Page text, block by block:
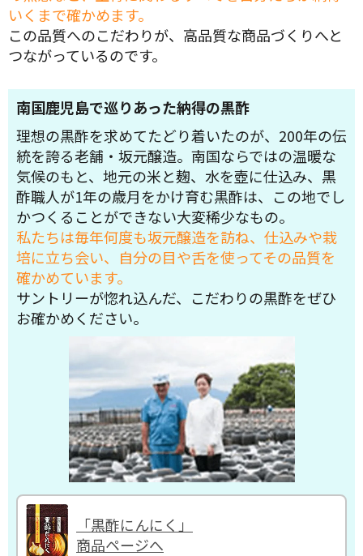
いくまで確かめます。
この品質へのこだわりが、高品質な商品づくりへと
つながっているのです。
南国鹿児島で巡りあった納得の黒酢
理想の黒酢を求めてたどり着いたのが、200年の伝
統を誇る老舗・坂元醸造。南国ならではの温暖な
気候のもと、地元の米と麹、水を壺に仕込み、黒
酢職人が1年の歳月をかけ育む黒酢は、この地でし
かつくることができない大変稀少なもの。
私たちは毎年何度も坂元醸造を訪ね、仕込みや栽
培に立ち会い、自分の目や舌を使ってその品質を
確かめています。
サントリーが惚れ込んだ、こだわりの黒酢をぜひ
お確かめください。
「黒酢にんにく」
商品ページへ